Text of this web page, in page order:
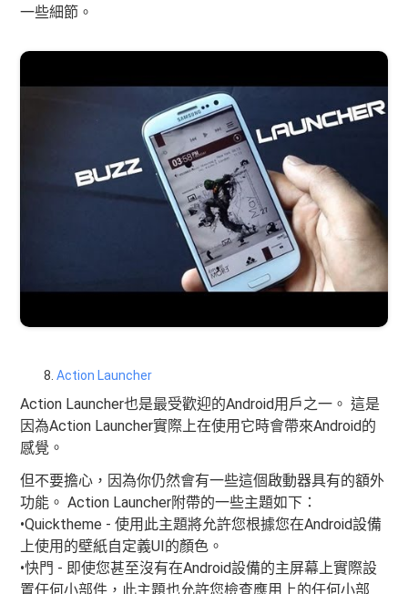
一些細節。
Action Launcher
Action Launcher也是最受歡迎的Android用戶之一。 這是
因為Action Launcher實際上在使用它時會帶來Android的
感覺。
但不要擔心，因為你仍然會有一些這個啟動器具有的額外
功能。 Action Launcher附帶的一些主題如下：
•Quicktheme - 使用此主題將允許您根據您在Android設備
上使用的壁紙自定義UI的顏色。
•快門 - 即使您甚至沒有在Android設備的主屏幕上實際設
置任何小部件，此主題也允許您檢查應用上的任何小部